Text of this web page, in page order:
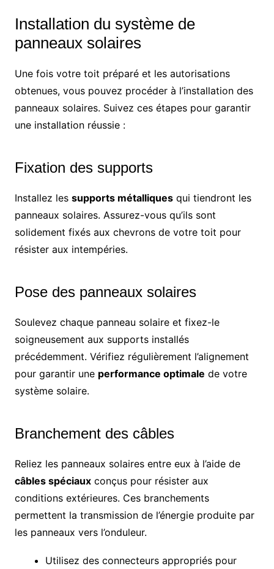
Installation du système de
panneaux solaires
Une fois votre toit préparé et les autorisations
obtenues, vous pouvez procéder à l’installation des
panneaux solaires. Suivez ces étapes pour garantir
une installation réussie :
Fixation des supports
Installez les supports métalliquesqui tiendront les
panneaux solaires. Assurez-vous qu’ils sont
solidement fixés aux chevrons de votre toit pour
résister aux intempéries.
Pose des panneaux solaires
Soulevez chaque panneau solaire et fixez-le
soigneusement aux supports installés
précédemment. Vérifiez régulièrement l’alignement
pour garantir une performance optimale de votre
système solaire.
Branchement des câbles
Reliez les panneaux solaires entre eux à l’aide de
câbles spéciauxconçus pour résister aux
conditions extérieures. Ces branchements
permettent la transmission de l’énergie produite par
les panneaux vers l’onduleur.
Utilisez des connecteurs appropriés pour